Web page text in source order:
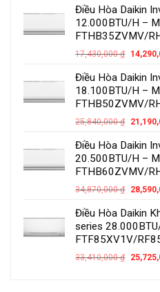
Điều Hòa Daikin
12.000BTU/H –
FTHB35ZVMV/
17,430,000₫
Điều Hòa Daikin
18.100BTU/H –
FTHB50ZVMV/
25,840,000₫
Điều Hòa Daikin
20.500BTU/H –
FTHB60ZVMV/
34,870,000₫
Điều Hòa Daikin
series
FTF85XV1V/
33,410,000₫